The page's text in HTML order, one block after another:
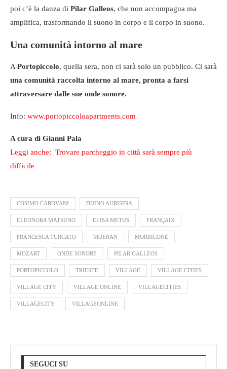
poi c’è la danza di Pilar Galleos, che non accompagna ma
amplifica, trasformando il suono in corpo e il corpo in suono.
Una comunità intorno al mare
APortopiccolo, quella sera, non ci sarà solo un pubblico. Ci sarà
una comunità raccolta intorno al mare, pronta a farsi
attraversare dalle sue onde sonore.
Info: www.portopiccoloapartments.com
A cura di Gianni Pala
Leggi anche: Trovare parcheggio in città sarà sempre più
difficile
COSIMO CAROVANI DUINO AURISINA
ELEONORA MATSUNO ELISA METUS FRANÇAIX
FRANCESCA TURCATO MOERAN MORRICONE
MOZART ONDE SONORE PILAR GALLEOS
PORTOPICCOLO TRIESTE VILLAGE VILLAGE CITIES
VILLAGE CITY VILLAGE ONLINE VILLAGECITIES
VILLAGECITY VILLAGEONLINE
SEGUCI SU